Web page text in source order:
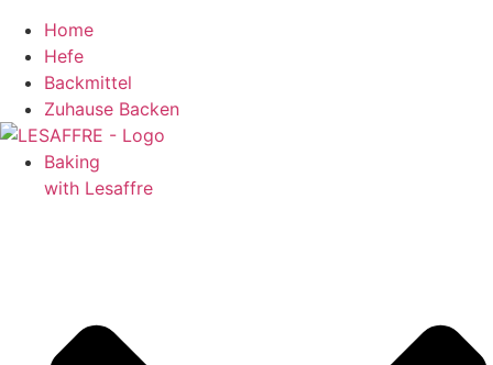
Home
Hefe
Backmittel
Zuhause Backen
Baking
with Lesaffre